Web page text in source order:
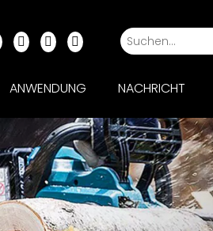
ANWENDUNG NACHRICHT